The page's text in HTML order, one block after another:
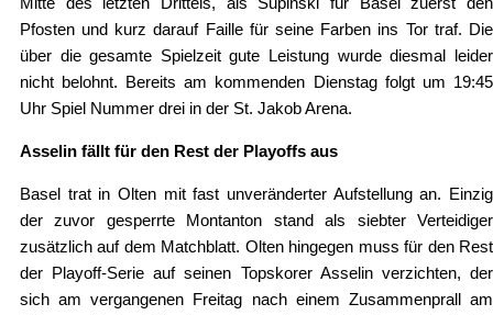
Pfosten und kurz darauf Faille für seine Farben ins Tor traf. Die
über die gesamte Spielzeit gute Leistung wurde diesmal leider
nicht belohnt. Bereits am kommenden Dienstag folgt um 19:45
Uhr Spiel Nummer drei in der St. Jakob Arena.
Asselin fällt für den Rest der Playoffs aus
Basel trat in Olten mit fast unveränderter Aufstellung an. Einzig
der zuvor gesperrte Montanton stand als siebter Verteidiger
zusätzlich auf dem Matchblatt. Olten hingegen muss für den Rest
der Playoff-Serie auf seinen Topskorer Asselin verzichten, der
sich am vergangenen Freitag nach einem Zusammenprall am